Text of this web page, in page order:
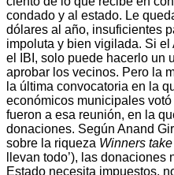
condado y al estado. Le
dólares al año, insuficientes
impoluta y bien vigilada. Si
el IBI, solo puede hacerlo un
aprobar los vecinos. Pero la
la última convocatoria en la
económicos municipales
fueron a esa reunión, en la
donaciones. Según Anand
sobre la riqueza Winners
llevan todo’), las
Estado necesita impuestos,